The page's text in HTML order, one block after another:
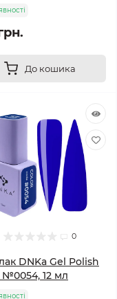
До кошика
0
DNKa Gel Polish
№0054, 12 мл